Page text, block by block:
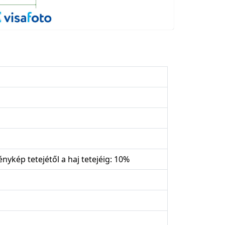
tetejétől a haj tetejéig: 10%